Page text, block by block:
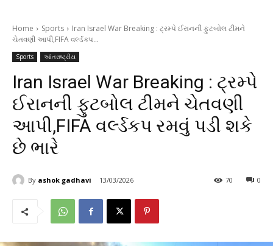
Home Sports
Iran Israel War Breaking : ટ્રમ્પે ઈરાનની ફુટબોલ ટીમને
ચેતવણી આપી,FIFA વર્લ્ડકપ...
Sports આંતરાષ્ટ્રીય
Iran Israel War Breaking : ટ્રમ્પે
ઈરાનની ફુટબોલ ટીમને ચેતવણી
આપી,FIFA વર્લ્ડકપ રમવું પડી શકે
છે ભારે
By ashok gadhavi 13/03/2026 0
70